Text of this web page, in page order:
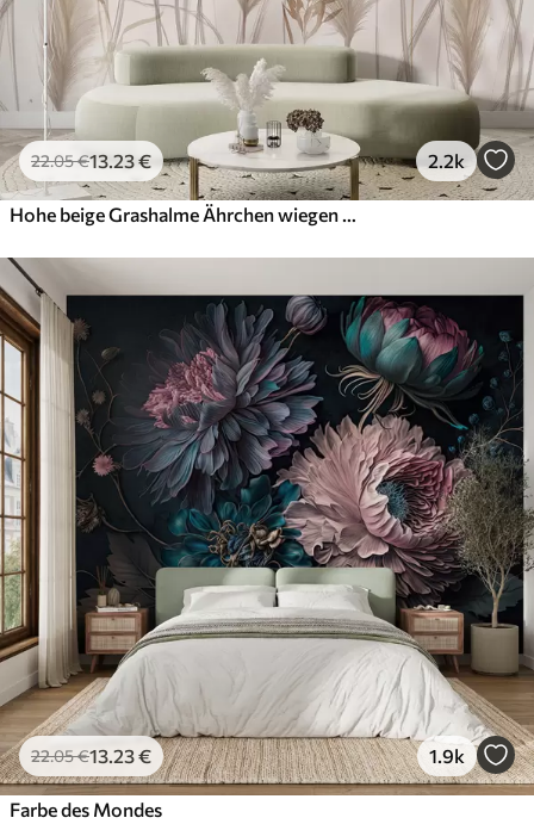
22.05€13 .23€ 2.2k
22.05€13 .23€ 1.9k
Farbe des Mondes